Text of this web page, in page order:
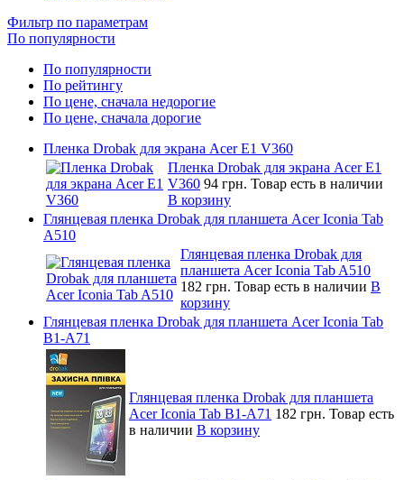
Фильтр по параметрам
По популярности
По популярности
По рейтингу
По цене, сначала недорогие
По цене, сначала дорогие
Пленка Drobak для экрана Acer E1 V360
Пленка Drobak для экрана Acer E1
V360 94 грн. Товар есть в наличии
В корзину
Глянцевая пленка Drobak для планшета Acer Iconia Tab
A510
Глянцевая пленка Drobak для
планшета Acer Iconia Tab A510
182 грн. Товар есть в наличии В
корзину
Глянцевая пленка Drobak для планшета Acer Iconia Tab
B1-A71
Глянцевая пленка Drobak для планшета
Acer Iconia Tab B1-A71 182 грн. Товар есть
в наличии В корзину